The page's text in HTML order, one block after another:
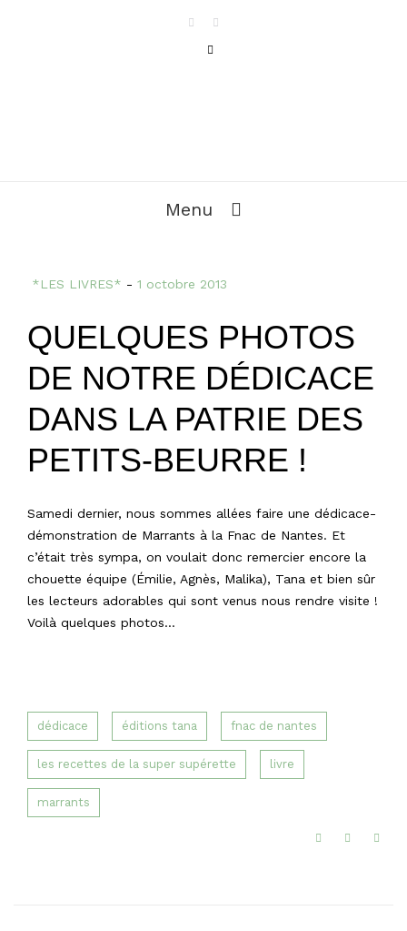
Menu
*LES LIVRES* - 1 octobre 2013
QUELQUES PHOTOS
DE NOTRE DÉDICACE
DANS LA PATRIE DES
PETITS-BEURRE !
Samedi dernier, nous sommes allées faire une dédicace-
démonstration de Marrants à la Fnac de Nantes. Et
c’était très sympa, on voulait donc remercier encore la
chouette équipe (Émilie, Agnès, Malika), Tana et bien sûr
les lecteurs adorables qui sont venus nous rendre visite !
Voilà quelques photos…
dédicace éditions tana fnac de nantes
les recettes de la super supérette livre
marrants